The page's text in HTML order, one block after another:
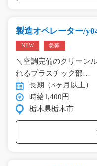
製造オペレーター/
NEW 急募
＼空調完備のクリーン
れるプラスチック部…
長期（3ヶ月以上）
時給1,400円
栃木県栃木市